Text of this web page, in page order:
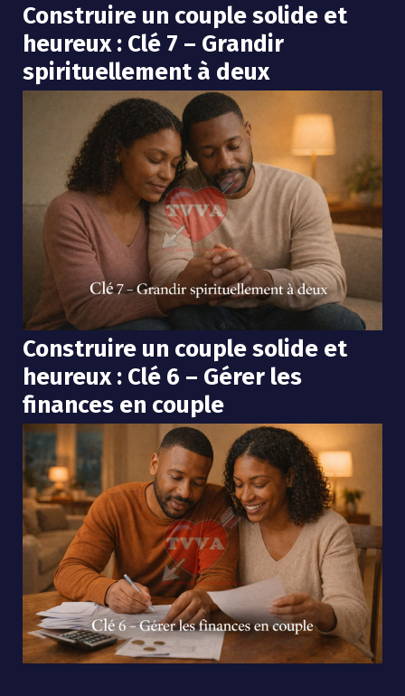
Construire un couple solide et
heureux : Clé 7 – Grandir
spirituellement à deux
Construire un couple solide et
heureux : Clé 6 – Gérer les
finances en couple